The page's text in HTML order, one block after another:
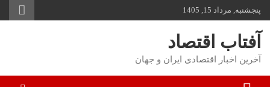
پنجشنبه, مرداد 15, 1405
آفتاب اقتصاد
آخرین اخبار اقتصادی ایران و جهان